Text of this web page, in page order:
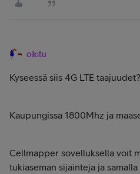
olkitu
Kyseessä siis 4G LTE taajuudet?
Kaupungissa 1800Mhz ja
Cellmapper sovelluksella voit
tukiaseman sijainteja ja samalla